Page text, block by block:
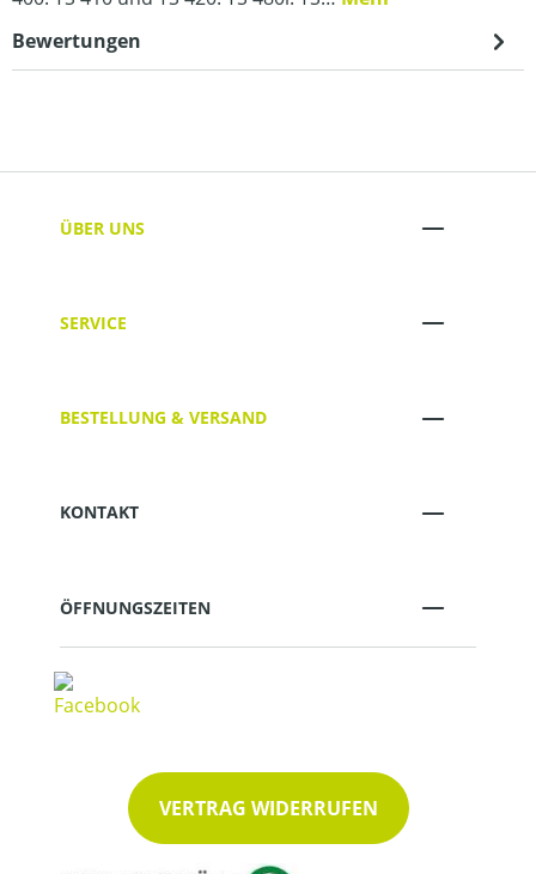
Bewertungen
ÜBER UNS
SERVICE
BESTELLUNG & VERSAND
KONTAKT
ÖFFNUNGSZEITEN
VERTRAG WIDERRUFEN